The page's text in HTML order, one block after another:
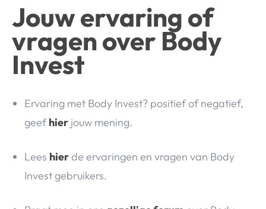
Jouw ervaring of
vragen over Body
Invest
Ervaring met Body Invest? positief of negatief,
geefhier jouw mening.
Lees hierde ervaringen en vragen van Body
Invest gebruikers.